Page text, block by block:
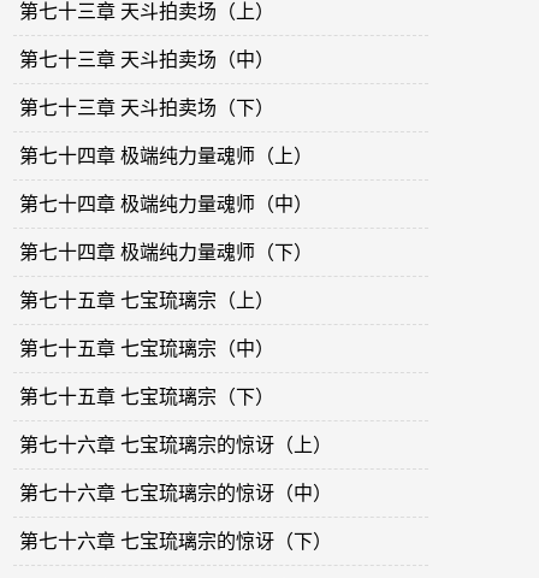
第七十三章 天斗拍卖场（上）
第七十三章 天斗拍卖场（中）
第七十三章 天斗拍卖场（下）
第七十四章 极端纯力量魂师（上）
第七十四章 极端纯力量魂师（中）
第七十四章 极端纯力量魂师（下）
第七十五章 七宝琉璃宗（上）
第七十五章 七宝琉璃宗（中）
第七十五章 七宝琉璃宗（下）
第七十六章 七宝琉璃宗的惊讶（上）
第七十六章 七宝琉璃宗的惊讶（中）
第七十六章 七宝琉璃宗的惊讶（下）